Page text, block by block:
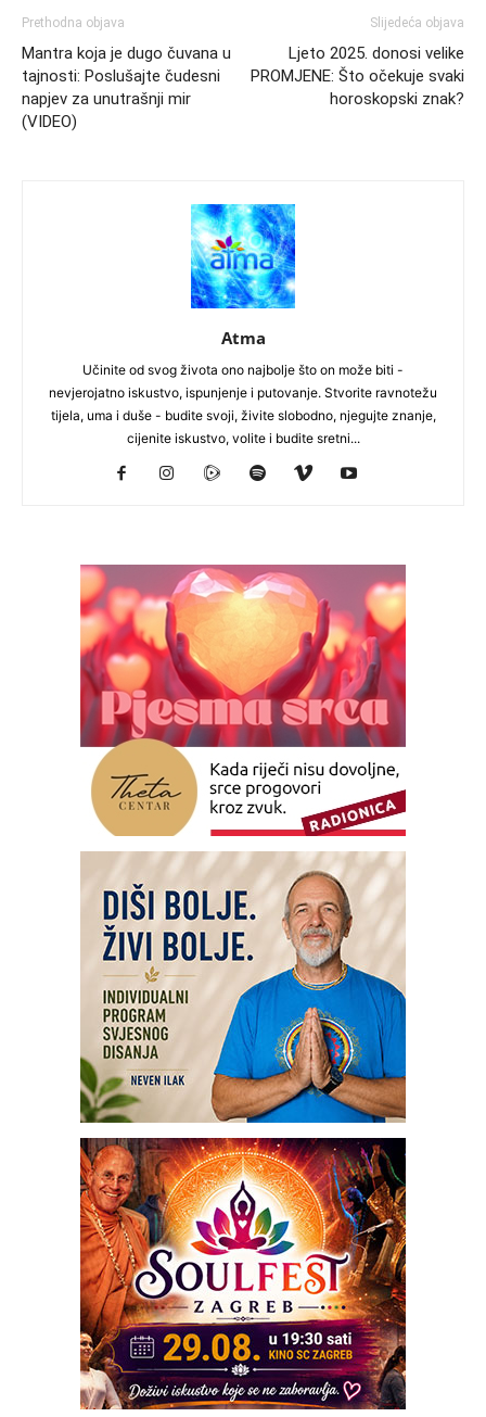
Prethodna objava
Mantra koja je dugo čuvana u
tajnosti: Poslušajte čudesni
napjev za unutrašnji mir
(VIDEO)
Slijedeća objava
Ljeto 2025. donosi velike
PROMJENE: Što očekuje svaki
horoskopski znak?
Atma
Učinite od svog života ono najbolje što on može biti -
nevjerojatno iskustvo, ispunjenje i putovanje. Stvorite ravnotežu
tijela, uma i duše - budite svoji, živite slobodno, njegujte znanje,
cijenite iskustvo, volite i budite sretni...